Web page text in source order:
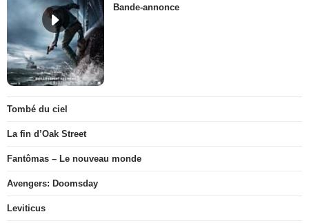
Bande-annonce
Tombé du ciel
La fin d’Oak Street
Fantômas – Le nouveau monde
Avengers: Doomsday
Leviticus